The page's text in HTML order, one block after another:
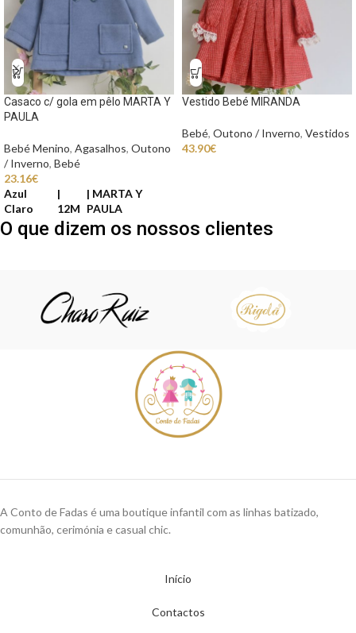
Casaco c/ gola em pêlo MARTA Y
PAULA
Bebé Menino, Agasalhos, Outono
/ Inverno, Bebé
23.16€
Azul
Claro
12M
MARTA Y
PAULA
Vestido Bebé MIRANDA
Bebé, Outono / Inverno, Vestidos
43.90€
O que dizem os nossos clientes
A Conto de Fadas é uma boutique infantil com as linhas batizado,
comunhão, cerimónia e casual chic.
Início
Contactos